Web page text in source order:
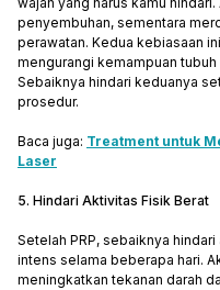
penyembuhan, sementara
perawatan. Kedua kebiasaan
mengurangi kemampuan
Sebaiknya hindari keduanya
prosedur.
Baca juga: Treatment untuk
Laser
5. Hindari Aktivitas Fisik Berat
Setelah PRP, sebaiknya
intens selama beberapa hari.
meningkatkan tekanan darah